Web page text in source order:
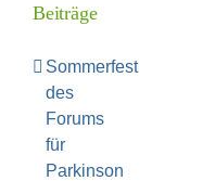
Beiträge
Sommerfest
des
Forums
für
Parkinson